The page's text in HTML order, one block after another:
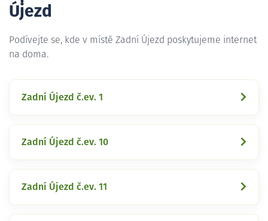
Újezd
Podívejte se, kde v místě Zadní Újezd poskytujeme internet
na doma.
Zadní Újezd č.ev. 1
Zadní Újezd č.ev. 10
Zadní Újezd č.ev. 11